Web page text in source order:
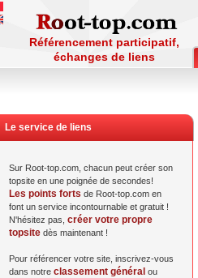
Référencement participatif,
échanges de liens
Le service de liens
Sur Root-top.com, chacun peut créer son
topsite en une poignée de secondes!
Les points forts de Root-top.com en
font un service incontournable et gratuit !
N'hésitez pas, créer votre propre
topsitedès maintenant !
Pour référencer votre site, inscrivez-vous
dans notre classement général ou